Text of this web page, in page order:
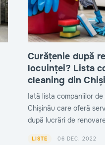
Curățenie după
locuinței? Lista
cleaning din
Iată lista companiilor
Chișinău care oferă
după lucrări de
LISTE 06 DEC. 2022